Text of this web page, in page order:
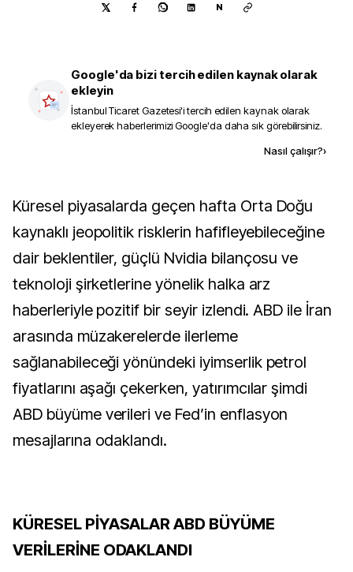
N
Google'da bizi tercih edilen kaynak olarak
ekleyin
İstanbul Ticaret Gazetesi'i tercih edilen kaynak olarak
ekleyerek haberlerimizi Google'da daha sık görebilirsiniz.
Nasıl çalışır?›
Küresel piyasalarda geçen hafta Orta Doğu
kaynaklı jeopolitik risklerin hafifleyebileceğine
dair beklentiler, güçlü Nvidia bilançosu ve
teknoloji şirketlerine yönelik halka arz
haberleriyle pozitif bir seyir izlendi. ABD ile İran
arasında müzakerelerde ilerleme
sağlanabileceği yönündeki iyimserlik petrol
fiyatlarını aşağı çekerken, yatırımcılar şimdi
ABD büyüme verileri ve Fed’in enflasyon
mesajlarına odaklandı.
KÜRESEL PİYASALAR ABD BÜYÜME
VERİLERİNE ODAKLANDI